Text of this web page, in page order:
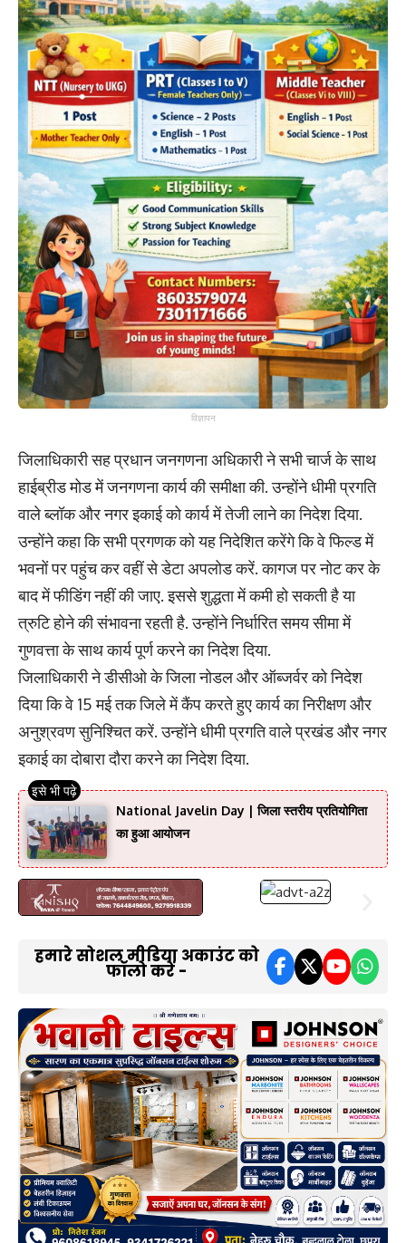
विज्ञापन
जिलाधिकारी सह प्रधान जनगणना अधिकारी ने सभी चार्ज के साथ
हाईब्रीड मोड में जनगणना कार्य की समीक्षा की. उन्होंने धीमी प्रगति
वाले ब्लॉक और नगर इकाई को कार्य में तेजी लाने का निदेश दिया.
उन्होंने कहा कि सभी प्रगणक को यह निदेशित करेंगे कि वे फिल्ड में
भवनों पर पहुंच कर वहीं से डेटा अपलोड करें. कागज पर नोट कर के
बाद में फीडिंग नहीं की जाए. इससे शुद्धता में कमी हो सकती है या
त्रुटि होने की संभावना रहती है. उन्होंने निर्धारित समय सीमा में
गुणवत्ता के साथ कार्य पूर्ण करने का निदेश दिया.
जिलाधिकारी ने डीसीओ के जिला नोडल और ऑब्जर्वर को निदेश
दिया कि वे 15 मई तक जिले में कैंप करते हुए कार्य का निरीक्षण और
अनुश्रवण सुनिश्चित करें. उन्होंने धीमी प्रगति वाले प्रखंड और नगर
इकाई का दोबारा दौरा करने का निदेश दिया.
National Javelin Day | जिला स्तरीय प्रतियोगिता
का हुआ आयोजन
हमारे सोशल मीडिया अकाउंट को
फॉलो करें -